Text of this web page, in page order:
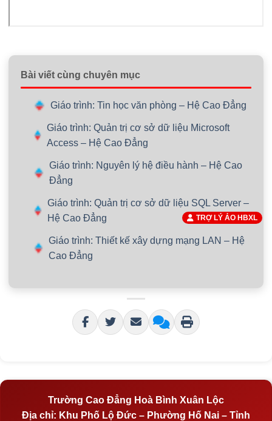
Bài viết cùng chuyên mục
Giáo trình: Tin học văn phòng – Hệ Cao Đẳng
Giáo trình: Quản trị cơ sở dữ liệu Microsoft
Access – Hệ Cao Đẳng
Giáo trình: Nguyên lý hệ điều hành – Hệ Cao
Đẳng
Giáo trình: Quản trị cơ sở dữ liệu SQL Server –
Hệ Cao Đẳng
Giáo trình: Thiết kế xây dựng mạng LAN – Hệ
Cao Đẳng
Trường Cao Đẳng Hoà Bình Xuân Lộc
Địa chỉ: Khu Phố Lộ Đức – Phường Hố Nai – Tỉnh
TRỢ LÝ ẢO HBXL